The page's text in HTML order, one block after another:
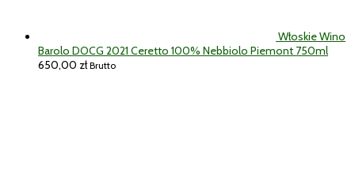
Włoskie Wino
Barolo DOCG 2021 Ceretto 100% Nebbiolo Piemont 750ml
650,00 zł Brutto